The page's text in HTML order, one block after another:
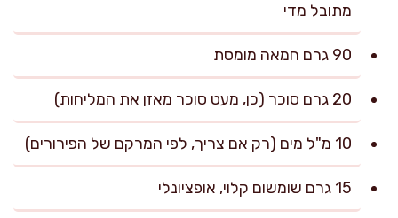
מתובל מדי
90 גרם חמאה מומסת
20 גרם סוכר (כן, מעט סוכר מאזן את המליחות)
10 מ"ל מים (רק אם צריך, לפי המרקם של הפירורים)
15 גרם שומשום קלוי, אופציונלי